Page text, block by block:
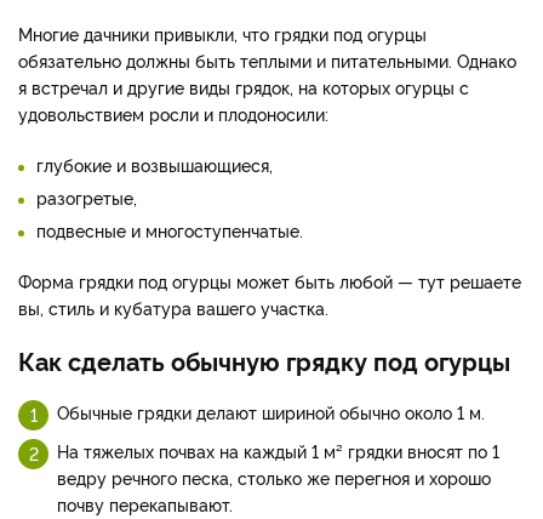
Многие дачники привыкли, что грядки под огурцы
обязательно должны быть теплыми и питательными. Однако
я встречал и другие виды грядок, на которых огурцы с
удовольствием росли и плодоносили:
глубокие и возвышающиеся,
разогретые,
подвесные и многоступенчатые.
Форма грядки под огурцы может быть любой — тут решаете
вы, стиль и кубатура вашего участка.
Как сделать обычную грядку под огурцы
Обычные грядки делают шириной обычно около 1 м.
На тяжелых почвах на каждый 1 м² грядки вносят по 1
ведру речного песка, столько же перегноя и хорошо
почву перекапывают.